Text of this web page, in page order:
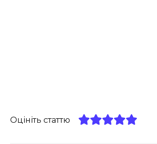
Оцініть статтю